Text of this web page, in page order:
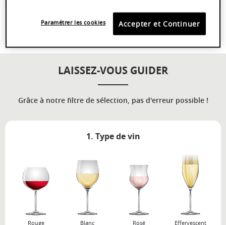
LAISSEZ-VOUS GUIDER
Grâce à notre filtre de sélection, pas d'erreur possible !
1. Type de vin
Rouge Blanc Rosé Effervescent
Accepter et Continuer
Paramétrer les cookies